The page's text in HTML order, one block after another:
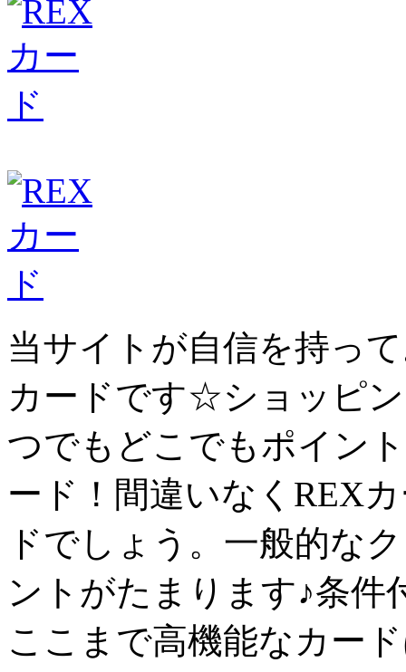
当サイトが自信を持っ
カードです☆ショッピ
つでもどこでもポイン
ード！間違いなくREX
ドでしょう。一般的な
ントがたまります♪条件
ここまで高機能なカー